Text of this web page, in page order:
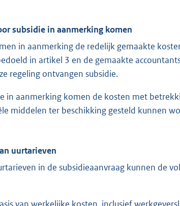
subsidie in aanmerking komen
in aanmerking de redelijk gemaakte
in artikel 3 en de gemaakte
regeling ontvangen subsidie.
in aanmerking komen de kosten met
middelen ter beschikking gesteld kunnen
uurtarieven
in de subsidieaanvraag kunnen de